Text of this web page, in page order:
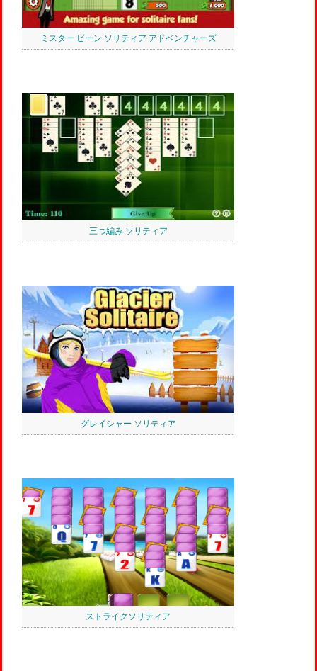
ミスター ビーン ソリティア アドベンチャーズ
三つ編み ソリティア
グレイシャー ソリティア
ストライクソリティア